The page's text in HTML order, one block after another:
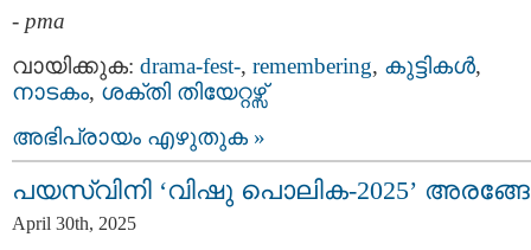
- pma
വായിക്കുക: drama-fest-, remembering, കുട്ടികള്‍,
നാടകം, ശക്തി തിയേറ്റഴ്സ്
അഭിപ്രായം എഴുതുക »
പയസ്വിനി ‘വിഷു പൊലിക-2025’
April 30th, 2025